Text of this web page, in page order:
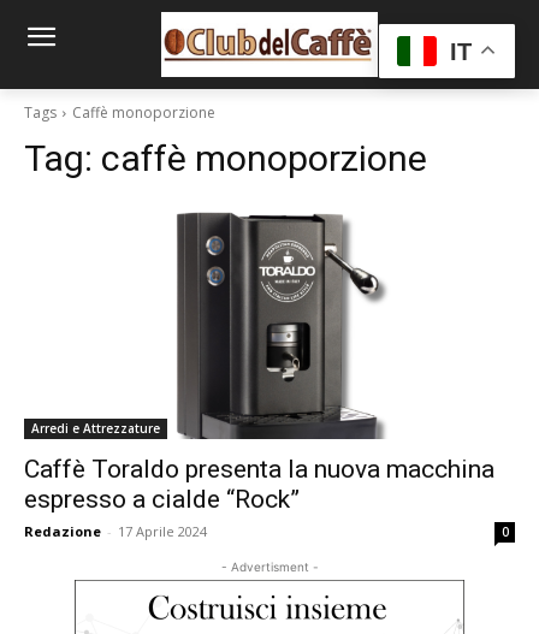
Tags Caffè monoporzione
Tag: caffè monoporzione
Arredi e Attrezzature
Caffè Toraldo presenta la nuova macchina
espresso a cialde “Rock”
Redazione - 17 Aprile 2024 0
- Advertisment -
IT